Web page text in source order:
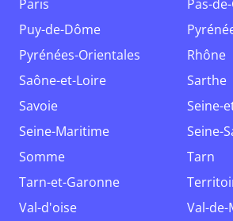
Paris
Pas-
Puy-de-Dôme
Pyrénées-Orientales
Rhône
Saône-et-Loire
Sarthe
Savoie
Seine-Maritime
Seine-
Somme
Tarn
Tarn-et-Garonne
Val-d'oise
Val-